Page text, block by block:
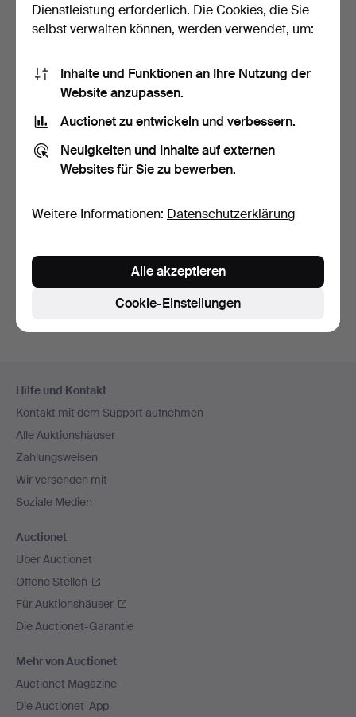
VINTAGE-BIWAKETTE.
3 Tage
Schätzwert
SOMMERLICHE
HALSKETTE IN
MEDITERRANEN BLAU…
3 Tage
Schätzwert
Beendete Auktionen aus unserem
Archivsuchen.
Navigation
Hilfe und Kontakt
Kontakt mit dem Support aufnehmen
Alle Auktionshäuser
Zahlungsweisen
Wir versenden mit
Soziale Medien
Auctionet
Über Auctionet
Offene Stellen
Für Auktionshäuser
Die Auctionet-Garantie
Mehr von Auctionet
Auctionet Magazine
Die Auctionet-App
Dienstleistung erforderlich. Die Cookies, die Sie
selbst verwalten können, werden verwendet, um:
Inhalte und Funktionen an Ihre Nutzung der
Website anzupassen.
Auctionet zu entwickeln und verbessern.
Neuigkeiten und Inhalte auf externen
Websites für Sie zu bewerben.
Weitere Informationen: Datenschutzerklärung
Cookie-Einstellungen
Alle akzeptieren